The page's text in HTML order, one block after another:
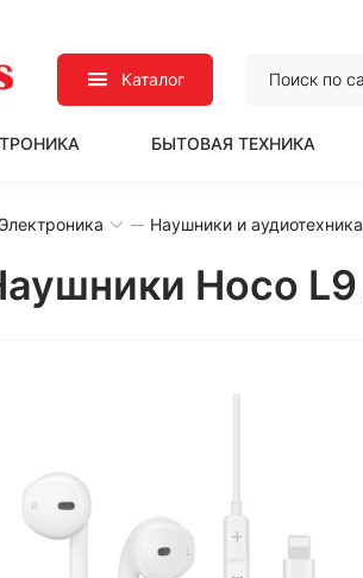
Каталог
БЫТОВАЯ ТЕХНИКА
Электроника Наушники и аудиотехника
Hoco L9